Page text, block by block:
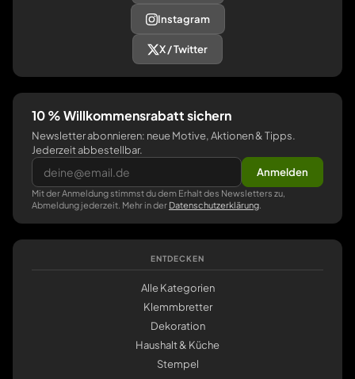
Instagram
X / Twitter
10 % Willkommensrabatt sichern
Newsletter abonnieren: neue Motive, Aktionen & Tipps.
Jederzeit abbestellbar.
Anmelden
Mit der Anmeldung stimmst du dem Erhalt des Newsletters zu,
Abmeldung jederzeit. Mehr in der Datenschutzerklärung
ENTDECKEN
Alle Kategorien
Klemmbretter
Dekoration
Haushalt & Küche
Stempel